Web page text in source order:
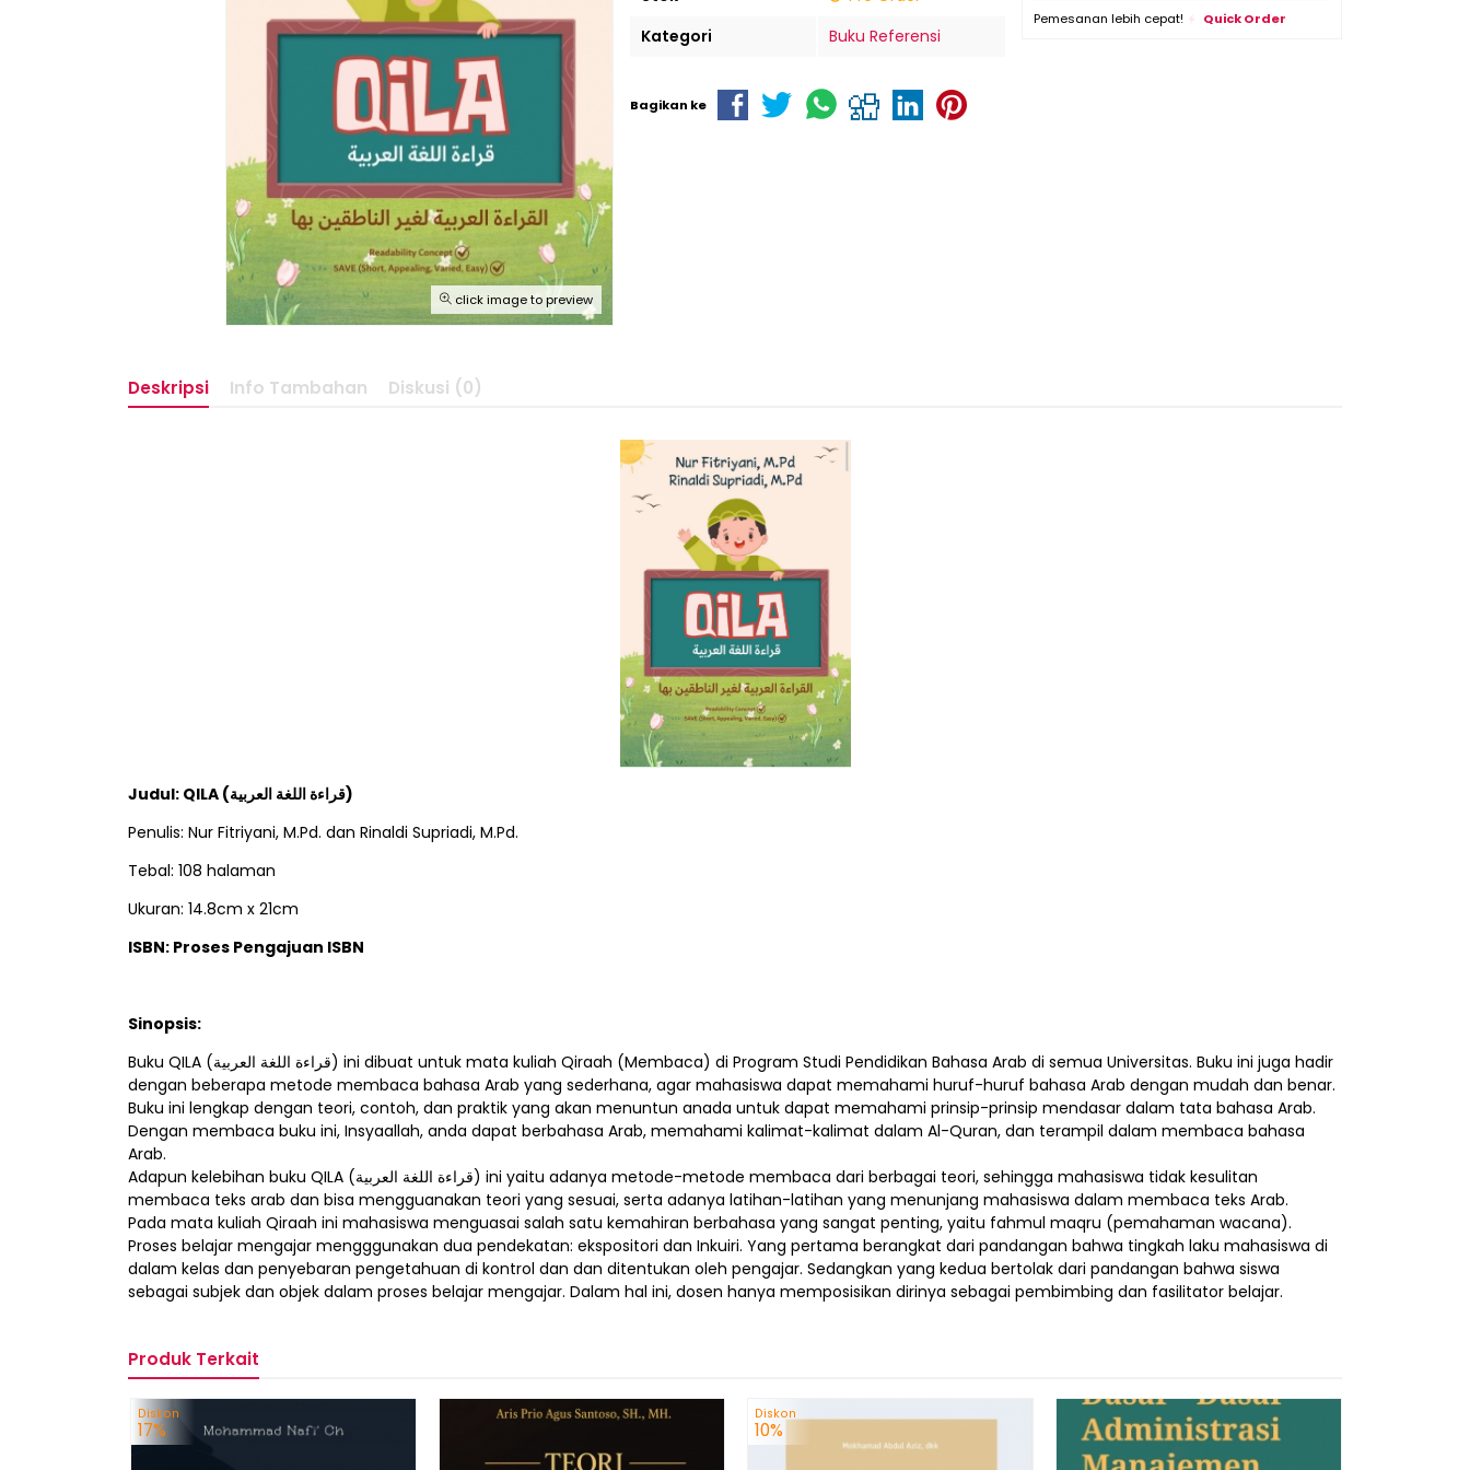
click image to preview
Kategori
Buku Referensi
Pemesanan lebih cepat! Quick Order
Bagikan ke
Deskripsi Info Tambahan Diskusi (0)
Judul: QILA (قراءة اللغة العربية)
Penulis: Nur Fitriyani, M.Pd. dan Rinaldi Supriadi, M.Pd.
Tebal: 108 halaman
Ukuran: 14.8cm x 21cm
ISBN: Proses Pengajuan ISBN
Sinopsis:
Buku QILA (قراءة اللغة العربية) ini dibuat untuk mata kuliah Qiraah (Membaca) di Program Studi Pendidikan Bahasa Arab di semua Universitas. Buku ini juga hadir
dengan beberapa metode membaca bahasa Arab yang sederhana, agar mahasiswa dapat memahami huruf-huruf bahasa Arab dengan mudah dan benar.
Buku ini lengkap dengan teori, contoh, dan praktik yang akan menuntun anada untuk dapat memahami prinsip-prinsip mendasar dalam tata bahasa Arab.
Dengan membaca buku ini, Insyaallah, anda dapat berbahasa Arab, memahami kalimat-kalimat dalam Al-Quran, dan terampil dalam membaca bahasa
Arab.
Adapun kelebihan buku QILA (قراءة اللغة العربية) ini yaitu adanya metode-metode membaca dari berbagai teori, sehingga mahasiswa tidak kesulitan
membaca teks arab dan bisa mengguanakan teori yang sesuai, serta adanya latihan-latihan yang menunjang mahasiswa dalam membaca teks Arab.
Pada mata kuliah Qiraah ini mahasiswa menguasai salah satu kemahiran berbahasa yang sangat penting, yaitu fahmul maqru (pemahaman wacana).
Proses belajar mengajar mengggunakan dua pendekatan: ekspositori dan Inkuiri. Yang pertama berangkat dari pandangan bahwa tingkah laku mahasiswa di
dalam kelas dan penyebaran pengetahuan di kontrol dan dan ditentukan oleh pengajar. Sedangkan yang kedua bertolak dari pandangan bahwa siswa
sebagai subjek dan objek dalam proses belajar mengajar. Dalam hal ini, dosen hanya memposisikan dirinya sebagai pembimbing dan fasilitator belajar.
Produk Terkait
Diskon
17%
Diskon
10%